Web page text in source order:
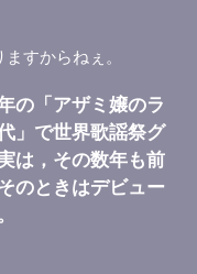
すからねぇ。
の「アザミ嬢のラ
」で世界歌謡祭グ
は，その数年も前
のときはデビュー